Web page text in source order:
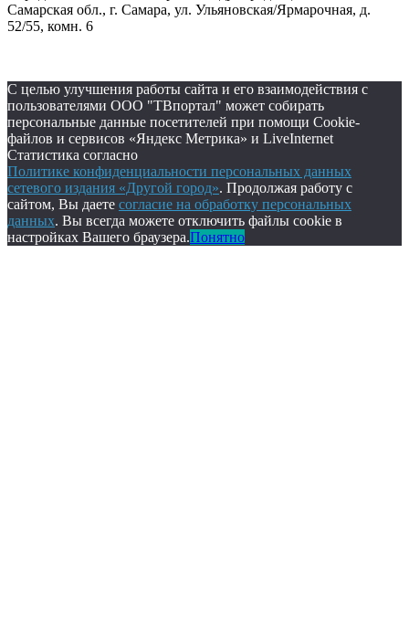
Самарская обл., г. Самара, ул. Ульяновская/Ярмарочная, д.
52/55, комн. 6
С целью улучшения работы сайта и его взаимодействия с
пользователями ООО "ТВпортал" может собирать
персональные данные посетителей при помощи Cookie-
файлов и сервисов «Яндекс Метрика» и LiveInternet
Статистика согласно
Политике конфиденциальности персональных данных
сетевого издания «Другой город». Продолжая работу с
сайтом, Вы даете согласие на обработку персональных
данных. Вы всегда можете отключить файлы cookie в
настройках Вашего браузера.Понятно